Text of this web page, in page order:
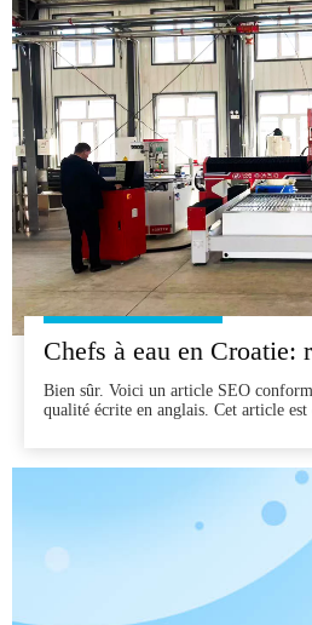
Bien sûr. Voici un article SEO
qualité écrite en anglais. Cet article
potentiels dans l'industrie du